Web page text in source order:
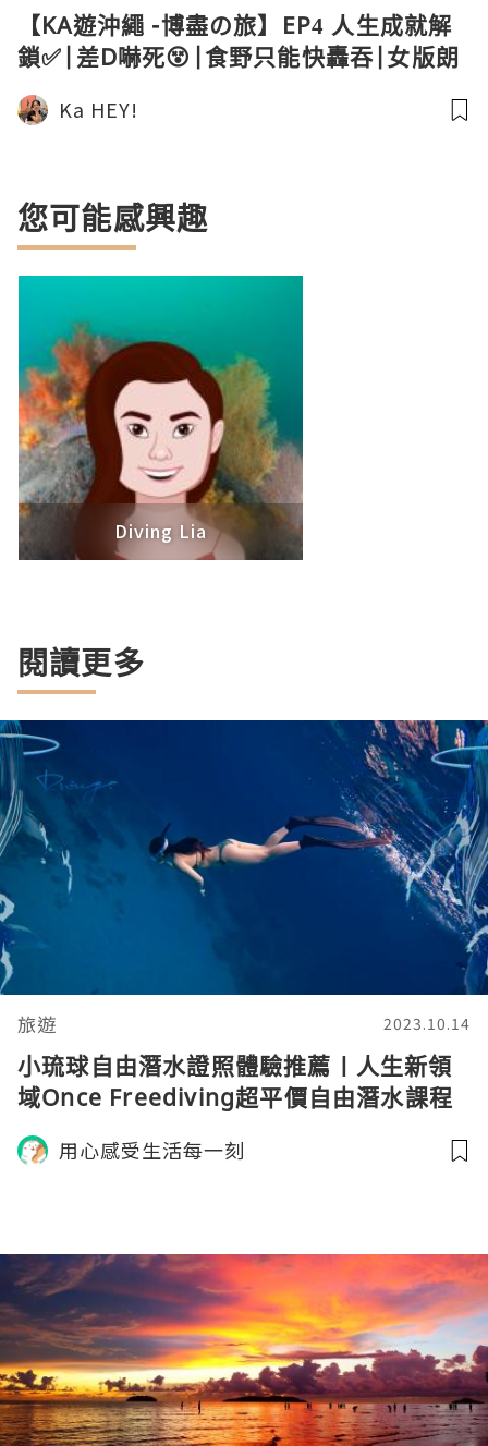
【KA遊沖繩 -博盡の旅】EP4 人生成就解
鎖✅|差D嚇死😵|食野只能快轟吞|女版朗
朗🎹|萬座毛|一杯Orion就醉🤢|📍沖繩
Okinawa | KaKa
Ka HEY!
您可能感興趣
Diving Lia
閱讀更多
旅遊 2023.10.14
小琉球自由潛水證照體驗推薦〡人生新領
域Once Freediving超平價自由潛水課程
物超所值〡小琉球自由潛水課程費用分享
用心感受生活每一刻